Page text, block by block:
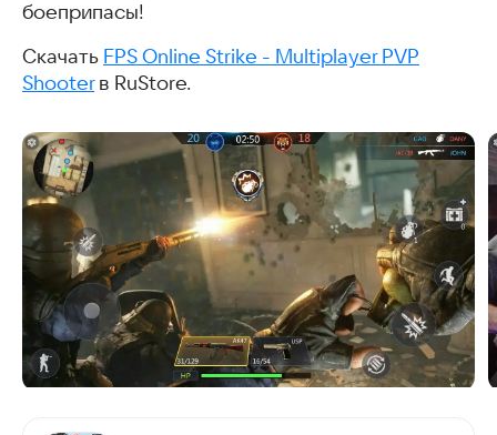
боеприпасы!
Скачать FPS Online Strike - Multiplayer PVP
Shooterв RuStore.